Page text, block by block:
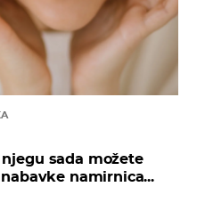
sada možete
namirnica...